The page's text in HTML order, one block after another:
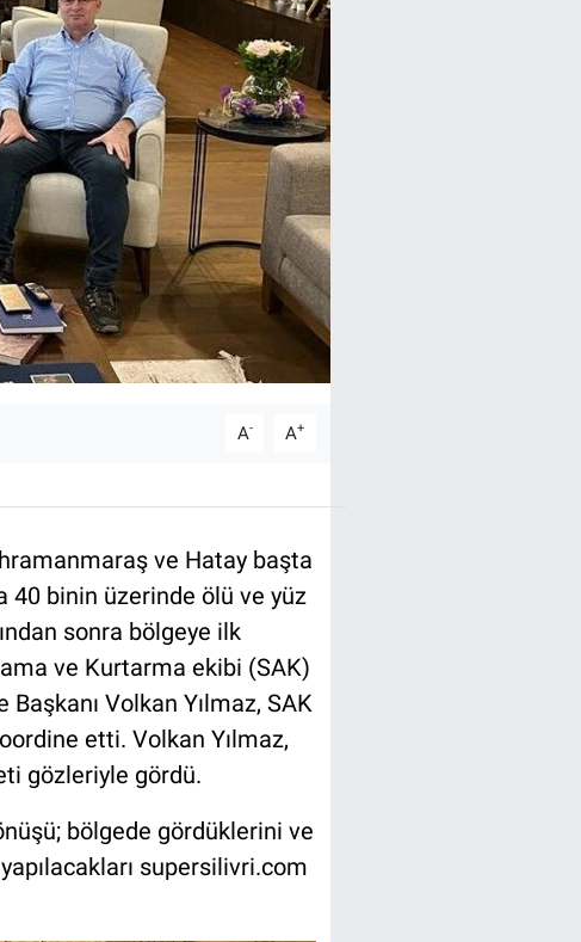
A- A+
ve Hatay başta
40 binin üzerinde ölü ve yüz
sonra bölgeye ilk
ve Kurtarma ekibi (SAK)
Volkan Yılmaz, SAK
etti. Volkan Yılmaz,
gözleriyle gördü.
bölgede gördüklerini ve
supersilivri.com